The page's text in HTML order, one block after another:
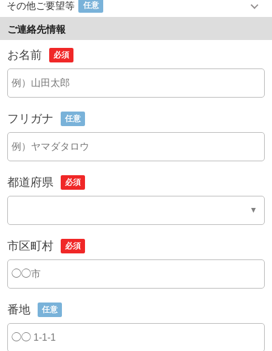
その他ご要望等 任意
ご連絡先情報
お名前 必須
フリガナ 任意
都道府県 必須
市区町村 必須
番地 任意